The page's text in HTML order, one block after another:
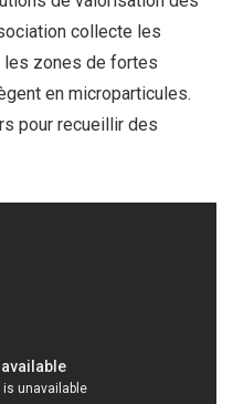
collecte les
les zones de fortes
en microparticules.
pour recueillir des